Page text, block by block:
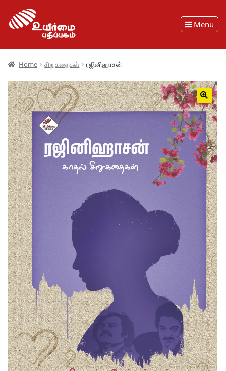
Menu
Home சிறுகதைகள் ரஜினிஹாசன்